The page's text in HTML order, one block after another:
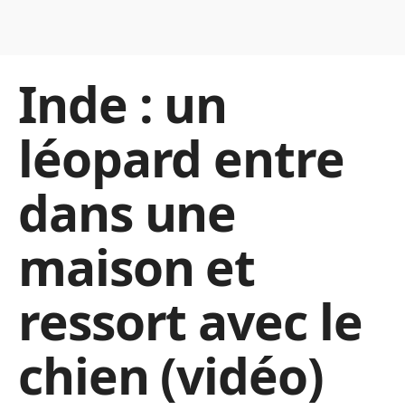
Inde : un
léopard entre
dans une
maison et
ressort avec le
chien (vidéo)